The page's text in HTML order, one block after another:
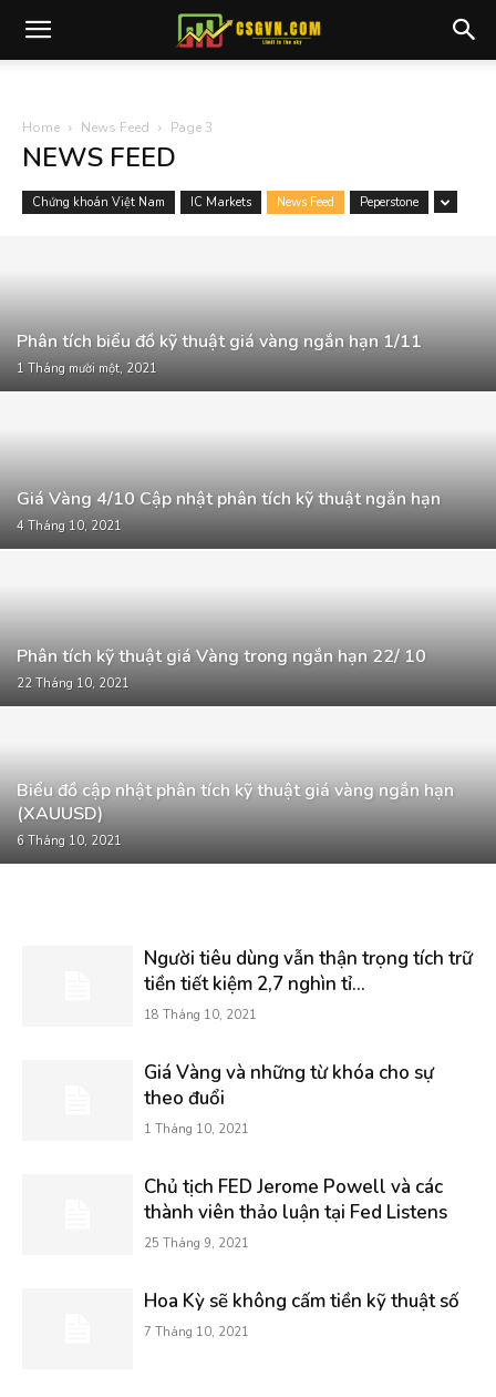
Home News Feed Page 3
NEWS FEED
Chứng khoán Việt Nam IC Markets News Feed Peperstone
Phân tích biểu đồ kỹ thuật giá vàng ngắn hạn 1/11
1 Tháng mười một, 2021
Giá Vàng 4/10 Cập nhật phân tích kỹ thuật ngắn hạn
4 Tháng 10, 2021
Phân tích kỹ thuật giá Vàng trong ngắn hạn 22/ 10
22 Tháng 10, 2021
Biểu đồ cập nhật phân tích kỹ thuật giá vàng ngắn hạn
(XAUUSD)
6 Tháng 10, 2021
Người tiêu dùng vẫn thận trọng tích trữ
tiền tiết kiệm 2,7 nghìn tỉ...
18 Tháng 10, 2021
Giá Vàng và những từ khóa cho sự
theo đuổi
1 Tháng 10, 2021
Chủ tịch FED Jerome Powell và các
thành viên thảo luận tại Fed Listens
25 Tháng 9, 2021
Hoa Kỳ sẽ không cấm tiền kỹ thuật số
7 Tháng 10, 2021